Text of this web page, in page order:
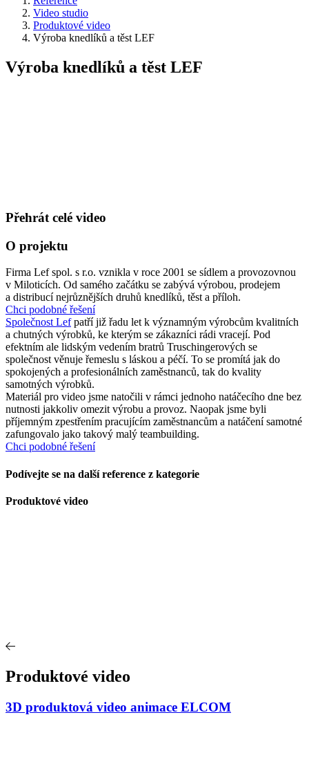
Video studio
Produktové video
Výroba knedlíků a těst LEF
Výroba knedlíků a těst LEF
Přehrát celé video
O projektu
Firma Lef spol. s r.o. vznikla v roce 2001 se sídlem a provozovnou
v Miloticích. Od samého začátku se zabývá výrobou, prodejem
a distribucí nejrůznějších druhů knedlíků, těst a příloh.
Chci podobné řešení
Společnost Lefpatří již řadu let k významným výrobcům kvalitních
a chutných výrobků, ke kterým se zákazníci rádi vracejí. Pod
efektním ale lidským vedením bratrů Truschingerových se
společnost věnuje řemeslu s láskou a péčí. To se promítá jak do
spokojených a profesionálních zaměstnanců, tak do kvality
samotných výrobků.
Materiál pro video jsme natočili v rámci jednoho natáčecího dne bez
nutnosti jakkoliv omezit výrobu a provoz. Naopak jsme byli
příjemným zpestřením pracujícím zaměstnancům a natáčení samotné
zafungovalo jako takový malý teambuilding.
Chci podobné řešení
Podívejte se na další reference z kategorie
Produktové video
Produktové video
3D produktová video animace ELCOM